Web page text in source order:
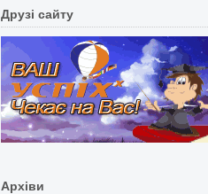
Друзі сайту
Архіви